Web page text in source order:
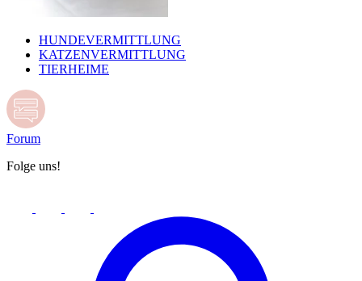
HUNDEVERMITTLUNG
KATZENVERMITTLUNG
TIERHEIME
Forum
Folge uns!